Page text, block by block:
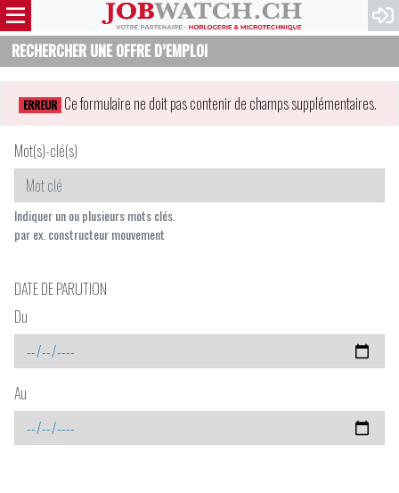
RECHERCHER UNE OFFRE D’EMPLOI
ERREUR Ce formulaire ne doit pas contenir de champs supplémentaires.
Mot(s)-clé(s)
Indiquer un ou plusieurs mots clés.
par ex. constructeur mouvement
DATE DE PARUTION
Du
Au